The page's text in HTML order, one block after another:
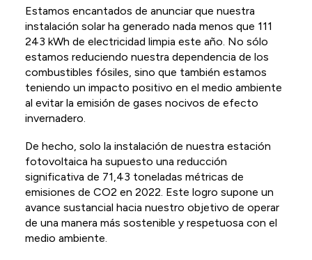
NL
FR
Estamos encantados de anunciar que nuestra
instalación solar ha generado nada menos que 111
243 kWh de electricidad limpia este año. No sólo
estamos reduciendo nuestra dependencia de los
combustibles fósiles, sino que también estamos
teniendo un impacto positivo en el medio ambiente
al evitar la emisión de gases nocivos de efecto
invernadero.
De hecho, solo la instalación de nuestra estación
fotovoltaica ha supuesto una reducción
significativa de 71,43 toneladas métricas de
emisiones de CO2 en 2022. Este logro supone un
avance sustancial hacia nuestro objetivo de operar
de una manera más sostenible y respetuosa con el
medio ambiente.